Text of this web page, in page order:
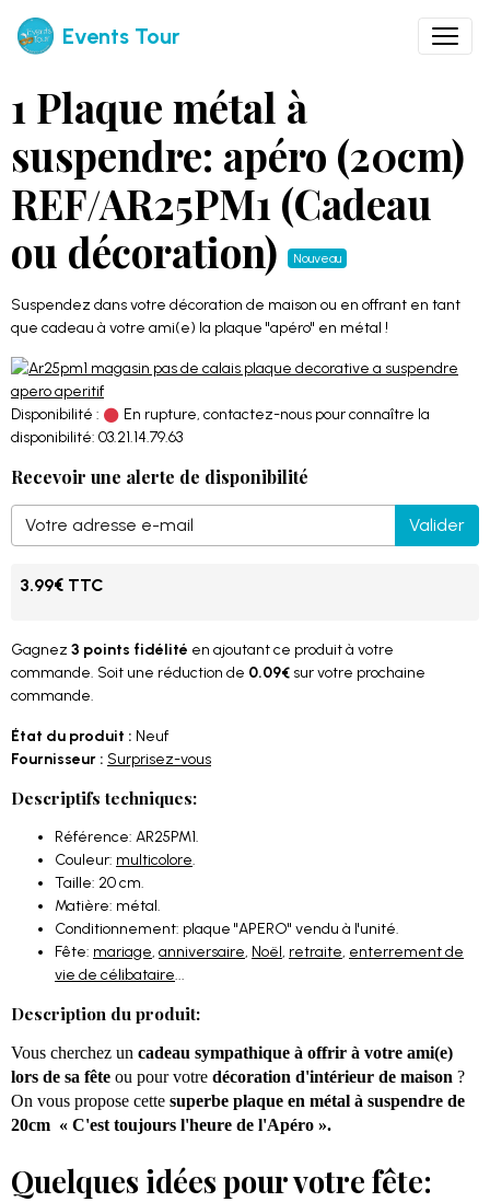
Events Tour
1 Plaque métal à
suspendre: apéro (20cm)
REF/AR25PM1 (Cadeau
ou décoration)
Nouveau
Suspendez dans votre décoration de maison ou en offrant en tant
que cadeau à votre ami(e) la plaque "apéro" en métal !
Disponibilité :
En rupture, contactez-nous pour connaître la
disponibilité: 03.21.14.79.63
Recevoir une alerte de disponibilité
Valider
3.99€ TTC
Gagnez 3 points fidélité en ajoutant ce produit à votre
commande. Soit une réduction de 0.09€ sur votre prochaine
commande.
État du produit : Neuf
Fournisseur : Surprisez-vous
Descriptifs techniques:
Référence: AR25PM1.
Couleur: multicolore.
Taille: 20 cm.
Matière: métal.
Conditionnement: plaque "APERO" vendu à l'unité.
Fête: mariage, anniversaire, Noël, retraite, enterrement de
vie de célibataire...
Description du produit:
Vous cherchez un cadeau sympathique à offrir à votre ami(e)
lors de sa fête ou pour votre décoration d'intérieur de maison ?
On vous propose cette superbe plaque en métal à suspendre de
20cm « C'est toujours l'heure de l'Apéro ».
Quelques idées pour votre fête: